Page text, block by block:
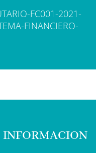
FC001-2021-
FINANCIERO-
INFORMACION